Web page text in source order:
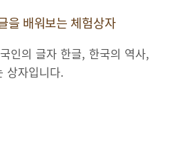
을 배워보는 체험상자
인의 글자 한글, 한국의 역사,
상자입니다.